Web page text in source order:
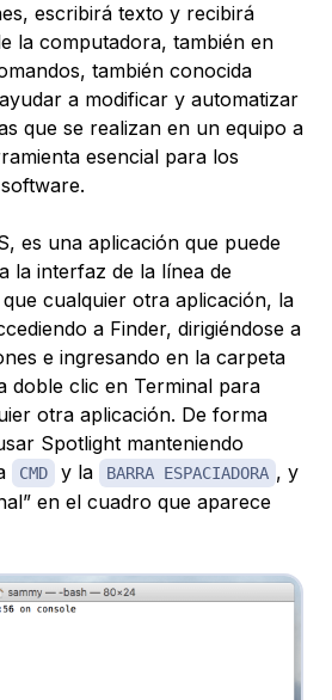
escribirá texto y recibirá
la computadora, también en
también conocida
a modificar y automatizar
que se realizan en un equipo a
esencial para los
es una aplicación que puede
la interfaz de la línea de
cualquier otra aplicación, la
a Finder, dirigiéndose a
e ingresando en la carpeta
doble clic en Terminal para
otra aplicación. De forma
Spotlight manteniendo
CMD y la BARRA ESPACIADORA , y
en el cuadro que aparece